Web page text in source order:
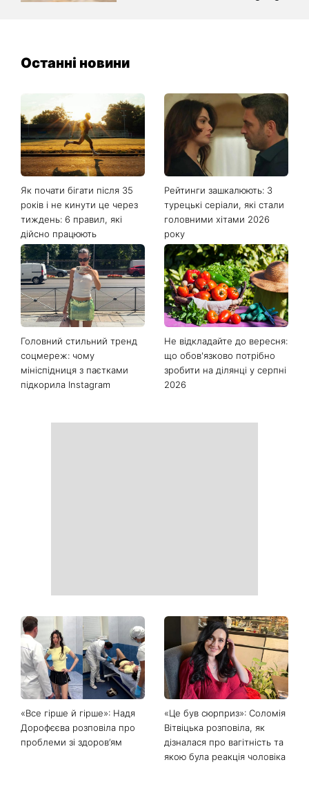
Останні новини
Головний стильний тренд
соцмереж: чому
мініспідниця з паєтками
підкорила Instagram
Не відкладайте до вересня:
що обов'язково потрібно
зробити на ділянці у серпні
2026